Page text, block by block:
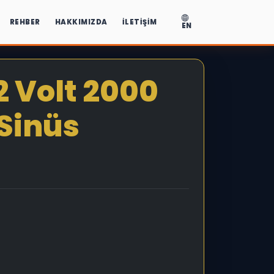
REHBER HAKKIMIZDA İLETIŞIM EN
Volt 2000